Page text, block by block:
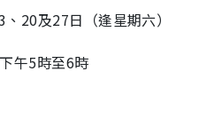
20及27日（逢星期六）
午5時至6時